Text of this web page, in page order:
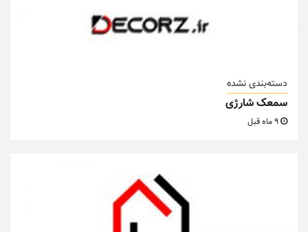
دسته‌بندی نشده
سمعک شارژی